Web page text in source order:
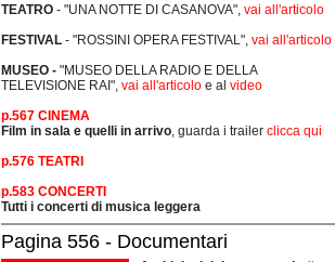
TEATRO - "UNA NOTTE DI CASANOVA", vai all'articolo
FESTIVAL - "ROSSINI OPERA FESTIVAL", vai all'articolo
MUSEO - "MUSEO DELLA RADIO E DELLA
TELEVISIONE RAI", vai all'articolo e al video
p.567 CINEMA
Film in sala e quelli in arrivo , guarda i trailer clicca qui
p.576 TEATRI
p.583 CONCERTI
Tutti i concerti di musica leggera
Pagina 556 - Documentari